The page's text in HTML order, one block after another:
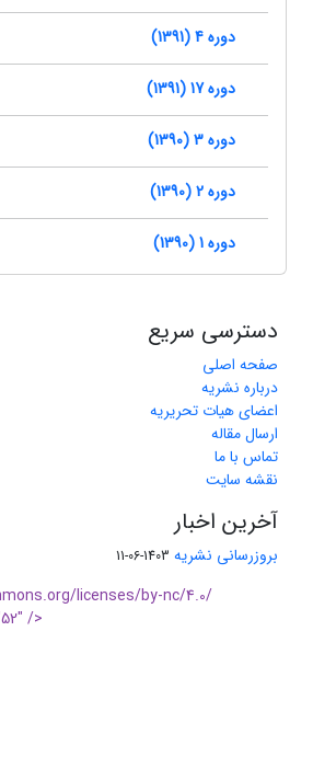
دوره 4 (1391)
دوره 17 (1391)
دوره 3 (1390)
دوره 2 (1390)
دوره 1 (1390)
دسترسی سریع
صفحه اصلی
درباره نشریه
اعضای هیات تحریریه
ارسال مقاله
تماس با ما
نقشه سایت
آخرین اخبار
بروزرسانی نشریه 1403-06-11
licenses/by-nc/4.0/
/>